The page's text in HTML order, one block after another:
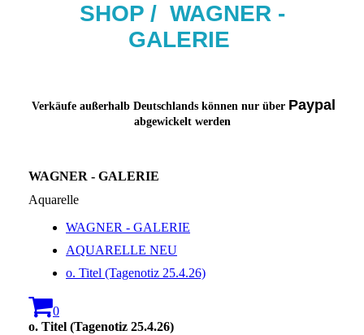
SHOP / WAGNER -
GALERIE
Verkäufe außerhalb Deutschlands können nur über Paypal
abgewickelt werden
WAGNER - GALERIE
Aquarelle
WAGNER - GALERIE
AQUARELLE NEU
o. Titel (Tagenotiz 25.4.26)
0
o. Titel (Tagenotiz 25.4.26)